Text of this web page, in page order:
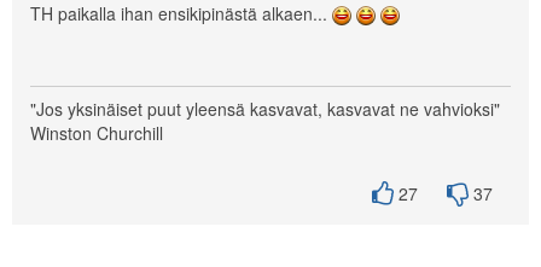
TH paikalla ihan ensikipinästä alkaen...
"Jos yksinäiset puut yleensä kasvavat, kasvavat ne vahvioksi"
Winston Churchill
27 37